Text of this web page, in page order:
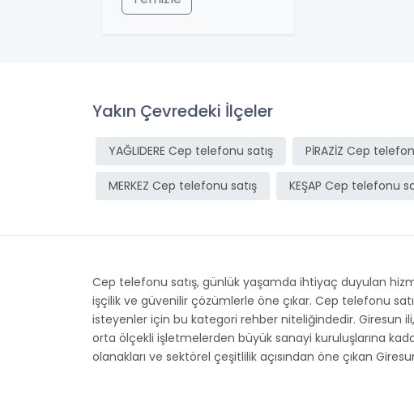
Yakın Çevredeki İlçeler
YAĞLIDERE Cep telefonu satış PİRAZİZ Cep
MERKEZ Cep telefonu satış KEŞAP Cep telefonu
Cep telefonu satış, günlük yaşamda ihtiyaç duyulan
işçilik ve güvenilir çözümlerle öne çıkar. Cep telefonu
isteyenler için bu kategori rehber niteliğindedir. Giresun
orta ölçekli işletmelerden büyük sanayi kuruluşlarına
olanakları ve sektörel çeşitlilik açısından öne çıkan